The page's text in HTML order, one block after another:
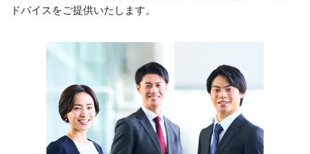
ドバイスをご提供いたします。